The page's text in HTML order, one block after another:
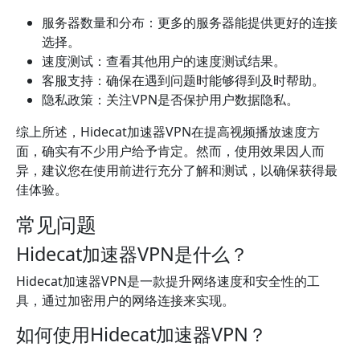
服务器数量和分布：更多的服务器能提供更好的连接
选择。
速度测试：查看其他用户的速度测试结果。
客服支持：确保在遇到问题时能够得到及时帮助。
隐私政策：关注VPN是否保护用户数据隐私。
综上所述，Hidecat加速器VPN在提高视频播放速度方
面，确实有不少用户给予肯定。然而，使用效果因人而
异，建议您在使用前进行充分了解和测试，以确保获得最
佳体验。
常见问题
Hidecat加速器VPN是什么？
Hidecat加速器VPN是一款提升网络速度和安全性的工
具，通过加密用户的网络连接来实现。
如何使用Hidecat加速器VPN？